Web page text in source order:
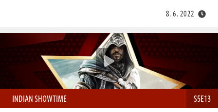
8. 6. 2022
INDIAN SHOWTIME S5E13